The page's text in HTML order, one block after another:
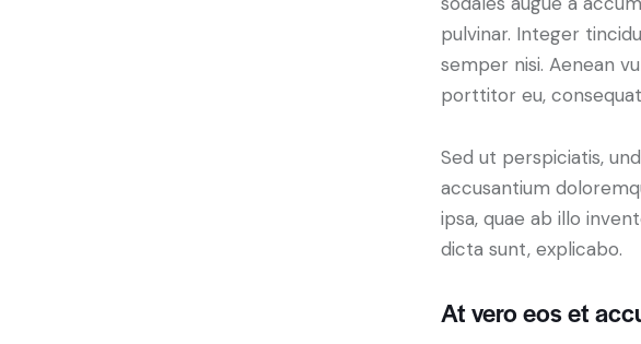
pulvinar. Integer
semper nisi. Aenean
porttitor eu,
Sed ut perspiciatis,
accusantium
ipsa, quae ab illo
dicta sunt, explicabo.
At vero eos et